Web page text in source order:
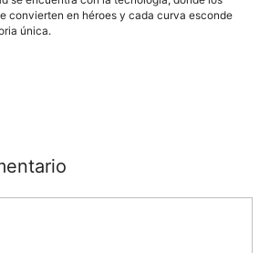
convierten en héroes y cada curva esconde
única.